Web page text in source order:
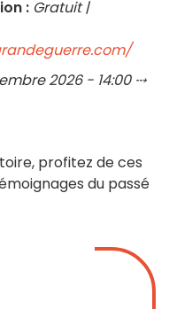
: Gratuit |
2026 - 14:00 ⤏
profitez de ces
du passé